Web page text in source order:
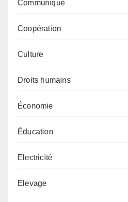
Communiqué
Coopération
Culture
Droits humains
Économie
Éducation
Electricité
Elevage